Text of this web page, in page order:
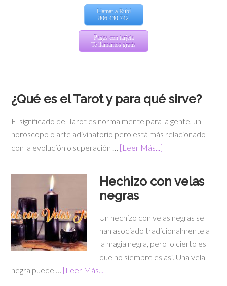
Llamar a Rubí
806 430 742
Pagas con tarjeta
Te llamamos gratis
¿Qué es el Tarot y para qué sirve?
El significado del Tarot es normalmente para la gente, un
horóscopo o arte adivinatorio pero está más relacionado
con la evolución o superación … [Leer Más...]
Hechizo con velas
negras
Un hechizo con velas negras se
han asociado tradicionalmente a
la magia negra, pero lo cierto es
que no siempre es así. Una vela
negra puede … [Leer Más...]